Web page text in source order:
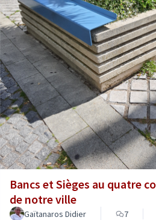
Bancs et Sièges au quatre
de notre ville
Gaïtanaros Didier 7